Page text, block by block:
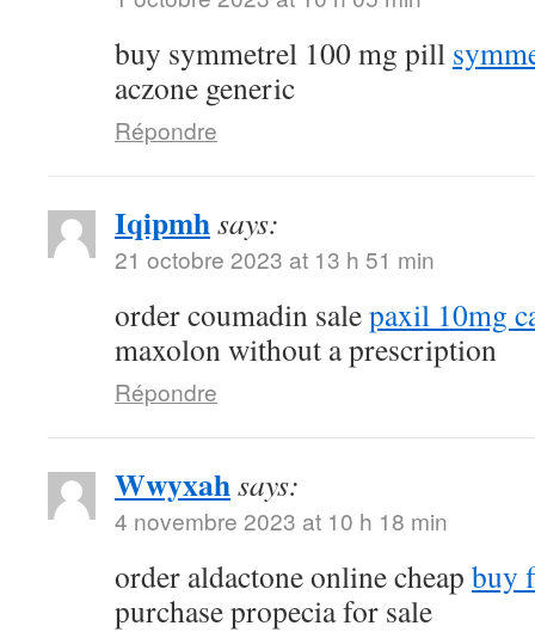
buy symmetrel 100 mg pill
aczone generic
Répondre
Iqipmhsays:
21 octobre 2023 at 13 h 51 min
order coumadin salepaxil 10mg
maxolon without a prescription
Répondre
Wwyxahsays:
4 novembre 2023 at 10 h 18 min
order aldactone online cheap buy
purchase propecia for sale